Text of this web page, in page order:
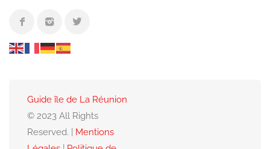
Guide île de La Réunion
© 2023 All Rights
Reserved. | Mentions